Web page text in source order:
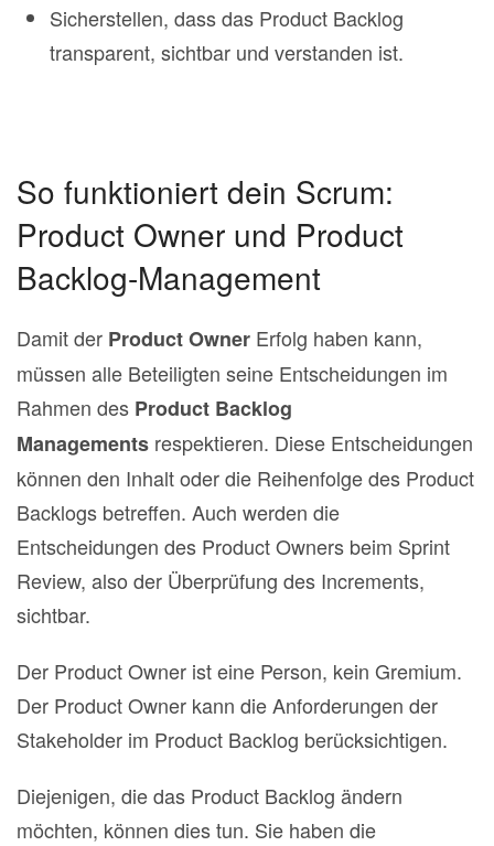
Sicherstellen, dass das Product Backlog
transparent, sichtbar und verstanden ist.
So funktioniert dein Scrum:
Product Owner und Product
Backlog-Management
Damit der Product Owner Erfolg haben kann,
müssen alle Beteiligten seine Entscheidungen im
Rahmen des Product Backlog
Managements respektieren. Diese Entscheidungen
können den Inhalt oder die Reihenfolge des Product
Backlogs betreffen. Auch werden die
Entscheidungen des Product Owners beim Sprint
Review, also der Überprüfung des Increments,
sichtbar.
Der Product Owner ist eine Person, kein Gremium.
Der Product Owner kann die Anforderungen der
Stakeholder im Product Backlog berücksichtigen.
Diejenigen, die das Product Backlog ändern
möchten, können dies tun. Sie haben die